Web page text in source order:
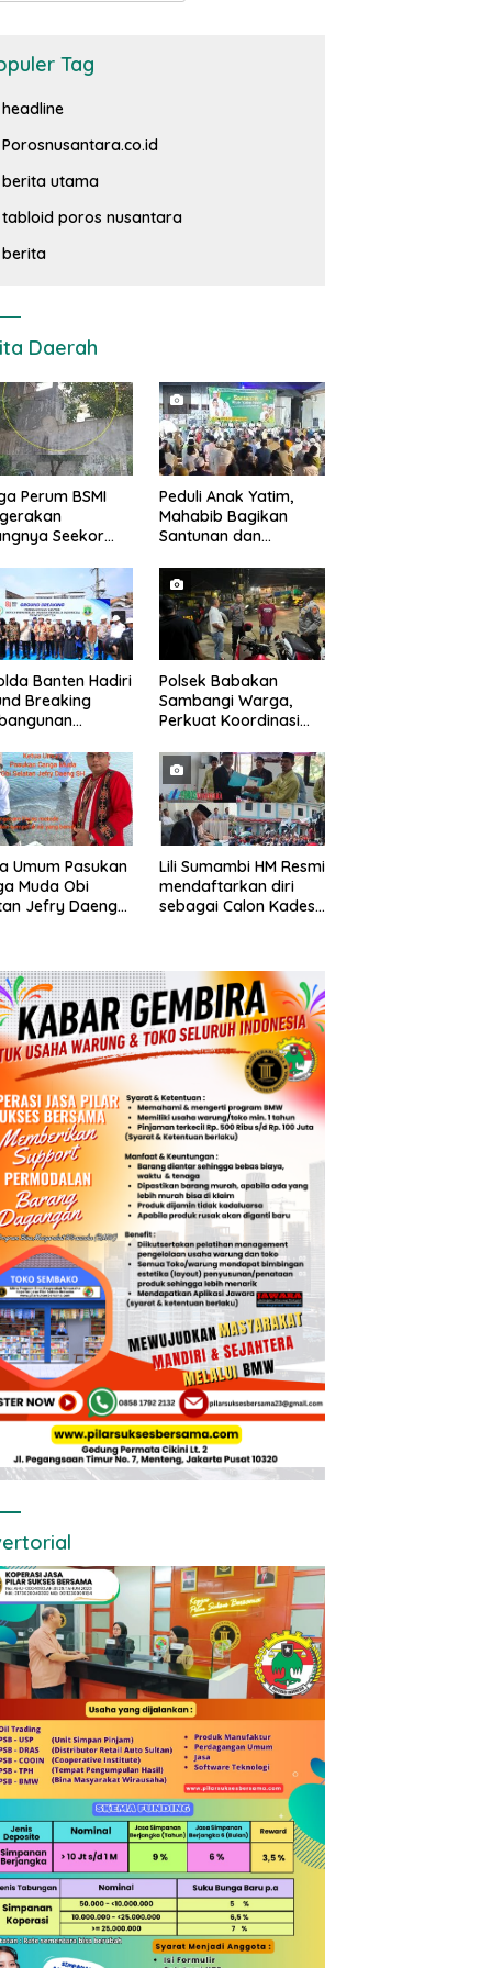
Tag
headline
Porosnusantara.co.id
berita utama
tabloid poros nusantara
berita
Daerah
Perum BSMI
Seekor
Peduli Anak Yatim,
Mahabib Bagikan
Santunan dan
Anak di Segarajaya
Banten Hadiri
Breaking
Kota Provinsi
Polsek Babakan
Sambangi Warga,
Perkuat Koordinasi
Gangguan Kamtibmas
Umum Pasukan
Muda Obi
Jefry Daeng
Bersih
Lili Sumambi HM Resmi
mendaftarkan diri
sebagai Calon Kades